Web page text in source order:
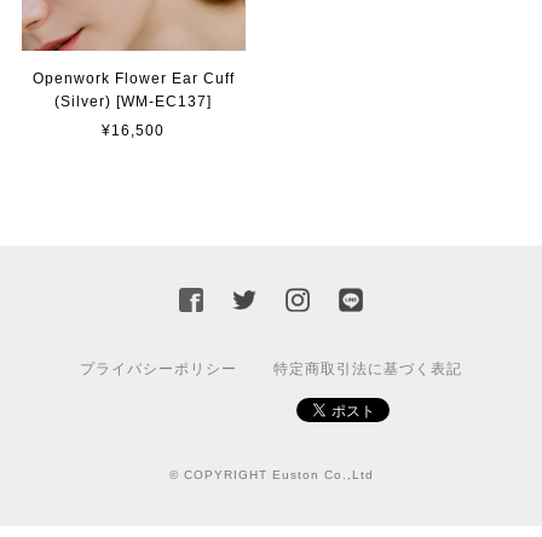
Openwork Flower Ear Cuff
(Silver) [WM-EC137]
¥16,500
プライバシーポリシー 特定商取引法に基づく表記
© COPYRIGHT Euston Co.,Ltd